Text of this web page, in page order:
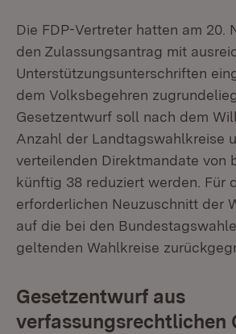
Die FDP-Vertreter hatten am 20.
den Zulassungsantrag mit
Unterstützungsunterschriften
dem Volksbegehren
Gesetzentwurf soll nach dem
Anzahl der Landtagswahlkreise
verteilenden Direktmandate von
künftig 38 reduziert werden. Für
erforderlichen Neuzuschnitt der
auf die bei den
geltenden Wahlkreise
Gesetzentwurf aus
verfassungsrechtlichen